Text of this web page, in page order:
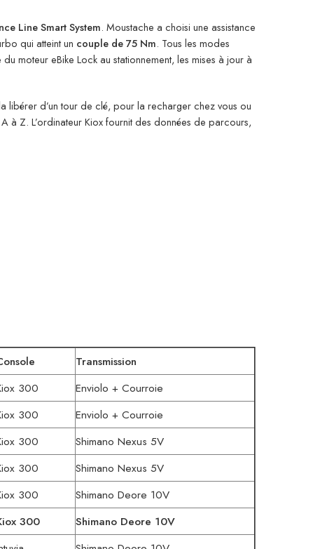
Line Smart System. Moustache a choisi une assistance
qui atteint un couple de 75 Nm. Tous les modes
moteur eBike Lock au stationnement, les mises à jour à
libérer d’un tour de clé, pour la recharger chez vous ou
à Z. L’ordinateur Kiox fournit des données de parcours,
Transmission
300
Enviolo + Courroie
300
Enviolo + Courroie
300
Shimano Nexus 5V
300
Shimano Nexus 5V
300
Shimano Deore 10V
300
Shimano Deore 10V